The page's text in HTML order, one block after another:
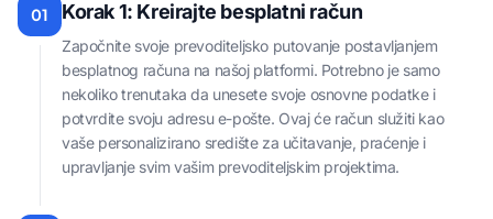
01 Korak 1: Kreirajte besplatni račun
Započnite svoje prevoditeljsko putovanje postavljanjem
besplatnog računa na našoj platformi. Potrebno je samo
nekoliko trenutaka da unesete svoje osnovne podatke i
potvrdite svoju adresu e-pošte. Ovaj će račun služiti kao
vaše personalizirano središte za učitavanje, praćenje i
upravljanje svim vašim prevoditeljskim projektima.